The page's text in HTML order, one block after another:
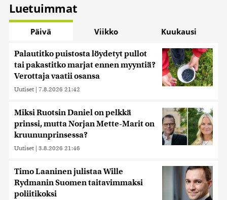
Luetuimmat
Päivä Viikko Kuukausi
Palautitko puistosta löydetyt pullot
tai pakastitko marjat ennen myyntiä?
Verottaja vaatii osansa
Uutiset | 7.8.2026 21:42
Miksi Ruotsin Daniel on pelkkä
prinssi, mutta Norjan Mette-Marit on
kruununprinsessa?
Uutiset | 3.8.2026 21:46
Timo Laaninen julistaa Wille
Rydmanin Suomen taitavimmaksi
poliitikoksi